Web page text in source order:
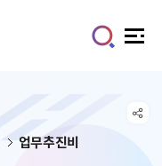
업무추진비